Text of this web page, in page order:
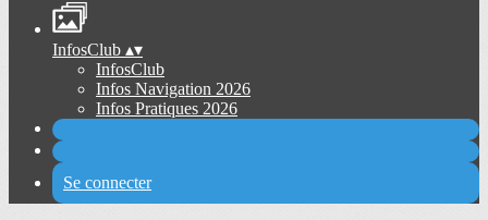
InfosClub ▴▾
InfosClub
Infos Navigation 2026
Infos Pratiques 2026
Se connecter